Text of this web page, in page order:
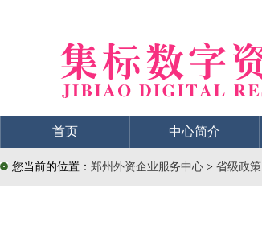
首页 中心简介
您当前的位置： 郑州外资企业服务中心 > 省级政策